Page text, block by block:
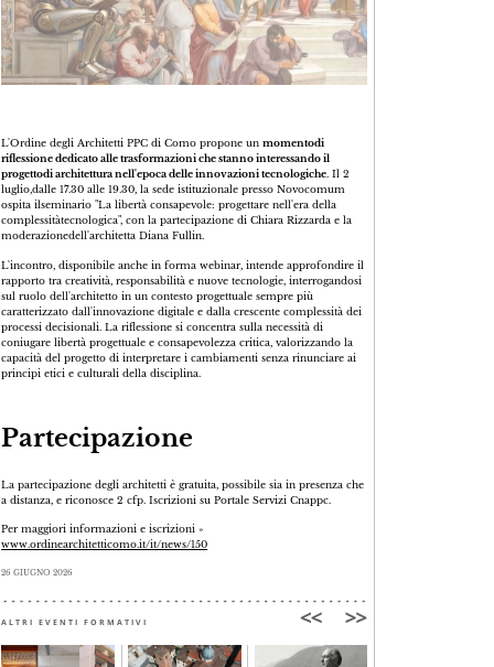
L'Ordine degli Architetti PPC di Como propone unmomentodi
riflessione dedicato alle trasformazioni che stanno interessando il
progettodi architettura nell'epoca delle innovazioni tecnologiche. Il 2
luglio,dalle 17.30 alle 19.30, la sede istituzionale presso Novocomum
ospita ilseminario "La libertà consapevole: progettare nell'era della
complessitàtecnologica", con la partecipazione di Chiara Rizzarda e la
moderazionedell'architetta Diana Fullin.
L'incontro, disponibile anche in forma webinar, intende approfondire il
rapporto tra creatività, responsabilità e nuove tecnologie, interrogandosi
sul ruolo dell'architetto in un contesto progettuale sempre più
caratterizzato dall'innovazione digitale e dalla crescente complessità dei
processi decisionali. La riflessione si concentra sulla necessità di
coniugare libertà progettuale e consapevolezza critica, valorizzando la
capacità del progetto di interpretare i cambiamenti senza rinunciare ai
principi etici e culturali della disciplina.
Partecipazione
La partecipazione degli architetti è gratuita, possibile sia in presenza che
a distanza, e riconosce 2 cfp. Iscrizioni su Portale Servizi Cnappc.
Per maggiori informazioni e iscrizioni »
www.ordinearchitetticomo.it/it/news/150
26 GIUGNO 2026
ALTRI EVENTI FORMATIVI